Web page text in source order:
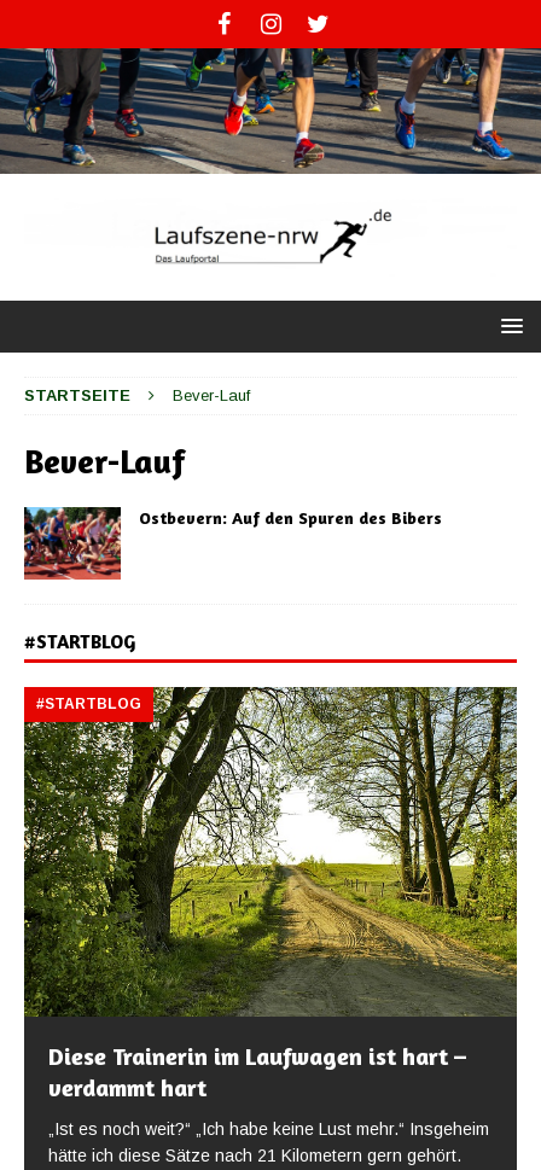
STARTSEITE Bever-Lauf
Bever-Lauf
Ostbevern: Auf den Spuren des Bibers
#STARTBLOG
#STARTBLOG
Diese Trainerin im Laufwagen ist hart –
verdammt hart
„Ist es noch weit?“ „Ich habe keine Lust mehr.“ Insgeheim
hätte ich diese Sätze nach 21 Kilometern gern gehört.